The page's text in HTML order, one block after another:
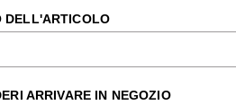
DELL'ARTICOLO
ARRIVARE IN NEGOZIO